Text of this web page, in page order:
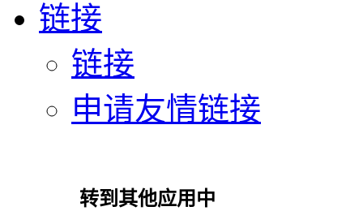
链接
链接
申请友情链接
转到其他应用中